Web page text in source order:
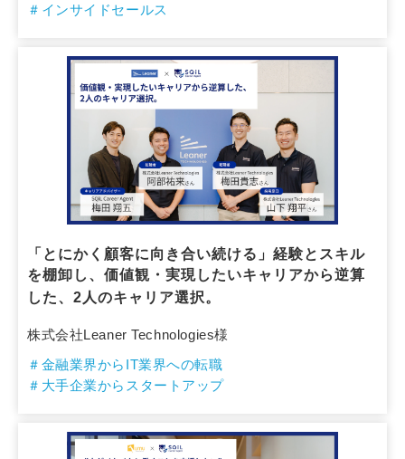
＃インサイドセールス
「とにかく顧客に向き合い続ける」経験とスキル
を棚卸し、価値観・実現したいキャリアから逆算
した、2人のキャリア選択。
株式会社Leaner Technologies様
＃金融業界からIT業界への転職
＃大手企業からスタートアップ